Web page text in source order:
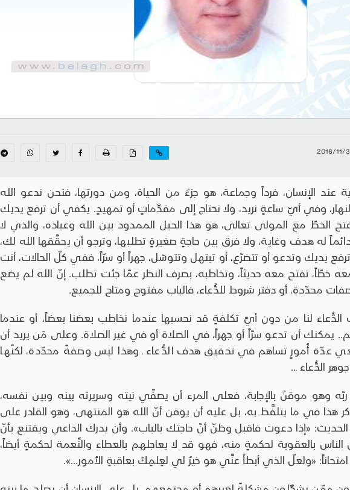
عند الإنسان، فرداً وجماعة، هو جزءٌ من الحياة، ومن دورتها، فنحن ندعو الله
وفي أيِّ ساعةٍ نريد، ولا نحتاج إلى مقدِّماتٍ أو تمهيدٍ. يكفي أن ترفع يديك
الخطّ مع المولى تعالى، هو هذا الحبل الممدود بين الله وعباده، والذي لا
له هدف وغاية، ولا فرق بين حاجةٍ صغيرةٍ تطلبها، وترجو أن يحقِّقها الله لك،
يديك وتدعو أو تتضرّع، أو تبتهل وتتوسّل، جهراً أو سرّاً، ففي كلّ الحالات، أنت
خطّاً، تفتح معه حديثاً، وتخاطبه، بصرف النظر عمّا جئت تطلب. إنّ الله لم يضع
محدّدة، أو دفتر شروط للدُّعاء، فالباب مفتوح ومتاح للجميع.
الدُّعاء لنا من دون أيِّ تكلفةٍ قد نحسبها عندما نخاطب بعضنا بعضاً، أو عندما
يمكنك أن تدعو سرّاً أو جهراً، في الصلاة أو في غير الصلاة. وعلى مَن يريد أن
عدّة أُمورٍ تساهم في تحقيق هدف الدُّعاء ـ وهذا ليس وصفةً محدّدة، لكنّها
الدُّعاء ـ..
ربّه وهو موقنٌ بالإجابة، فعلى المرء أن يصفّي نيته وسريرته بينه وبين نفسه،
هذا في ما يتلفَّظ به، بل عليه أن يوقن أنّ الله هو المنتهى، وهو القادر على
«إذا دعوت فاقبل وظنّ أنّ حاجتك بالباب». وأن يدرك الداعي ويقتنع بأنّ
الناس بالعقوبة لحكمةٍ منه، فهو قد لا يعاجلهم بالعطاء والنِّعمة لحكمةٍ أيضاً،
امتحاناً: «ولعلّ الذي أبطأَ عنِّي هو خيرٌ لي لعِلمِكَ بعاقبةِ الأُمور...».